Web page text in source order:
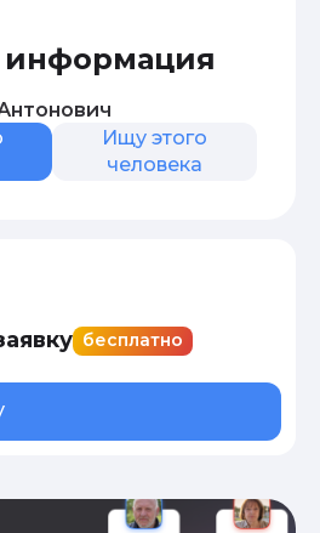
информация
Антонович
Ищу этого
человека
бесплатно